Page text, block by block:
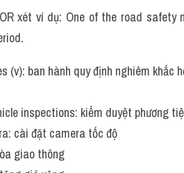
xét ví dụ: One of the road
(v): ban hành quy định nghiêm khắc
inspections: kiểm duyệt phương
cài đặt camera tốc độ
giao thông